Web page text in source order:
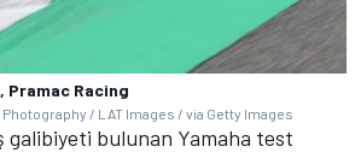
Racing
/ LAT Images / via Getty Images
galibiyeti bulunan Yamaha test